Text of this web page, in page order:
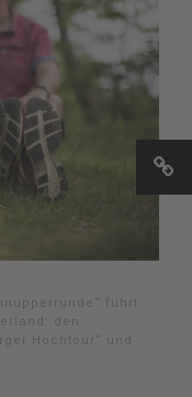
führt
den
Hochtour“ und